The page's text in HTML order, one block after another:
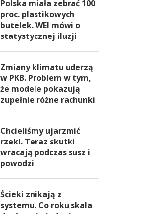
Polska miała zebrać 100
proc. plastikowych
butelek. WEI mówi o
statystycznej iluzji
Zmiany klimatu uderzą
w PKB. Problem w tym,
że modele pokazują
zupełnie różne rachunki
Chcieliśmy ujarzmić
rzeki. Teraz skutki
wracają podczas susz i
powodzi
Ścieki znikają z
systemu. Co roku skala